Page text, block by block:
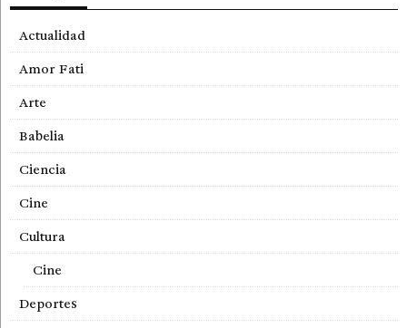
Actualidad
Amor Fati
Arte
Babelia
Ciencia
Cine
Cultura
Cine
Deportes